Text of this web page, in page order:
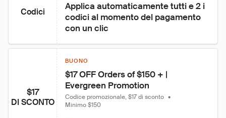
Codici
Applica automaticamente tutti e 2 i
codici al momento del pagamento
con un clic
$17
DI SCONTO
BUONO
$17 OFF Orders of $150 + |
Evergreen Promotion
Codice promozionale, $17 di sconto •
Minimo $150